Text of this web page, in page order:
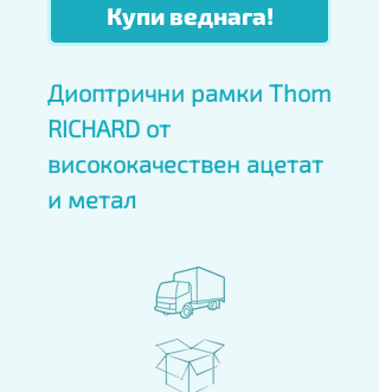
Купи веднага!
Диоптрични рамки Thom
RICHARD от
висококачествен ацетат
и метал